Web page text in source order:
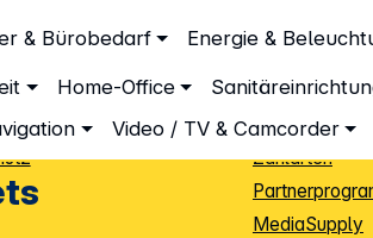
& Bürobedarf Energie &
Home-Office
Video / TV & Camcorder
Dropshipping
Info Guide
Zahlarten
MediaSupply